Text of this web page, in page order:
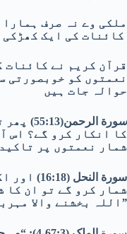
ملکی وے نہ صرف
قرآن کریم نے کائنات
نعمتوں کو خوبصورتی
حوالہ جات ہیں
س
ورة
کا انکار کرو گے؟ اس
شمار نعمتوں پر
سورة
شمار کرو گے تو ان کا
اللہ بخشنے والا ۔”